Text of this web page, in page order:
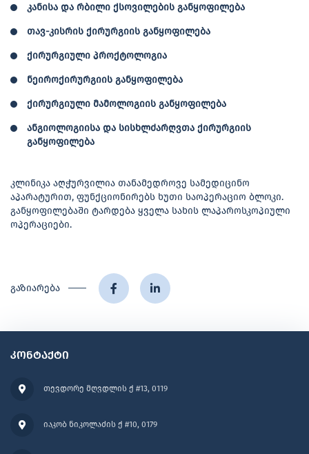
კანისა და რბილი ქსოვილების განყოფილება
თავ-კისრის ქირურგიის განყოფილება
ქირურგიული პროქტოლოგია
ნეიროქირურგიის განყოფილება
ქირურგიული მამოლოგიის განყოფილება
ანგიოლოგიისა და სისხლძარღვთა ქირურგიის
განყოფილება
კლინიკა აღჭურვილია თანამედროვე სამედიცინო
აპარატურით, ფუნქციონირებს ხუთი საოპერაციო ბლოკი.
განყოფილებაში ტარდება ყველა სახის ლაპაროსკოპიული
ოპერაციები.
გაზიარება
კონტაქტი
თევდორე მღვდლის ქ #13, 0119
იაკობ ნიკოლაძის ქ #10, 0179